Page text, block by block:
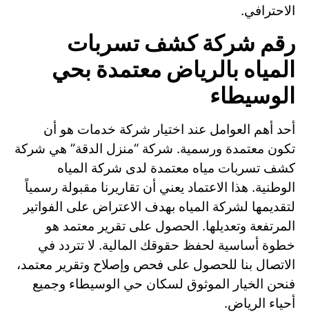
الاحترافي.
رقم شركة كشف تسربات
المياه بالرياض معتمدة بحي
الوسيطاء
أحد أهم العوامل عند اختيار شركة خدمات هو أن
تكون معتمدة ورسمية. شركة “منزل الدقة” هي شركة
كشف تسربات مياه معتمدة لدى شركة المياه
الوطنية. هذا الاعتماد يعني أن تقاريرنا مقبولة رسمياً
لتقديمها لشركة المياه بهدف الاعتراض على الفواتير
المرتفعة وتعديلها. الحصول على تقرير معتمد هو
خطوة أساسية لحفظ حقوقك المالية. لا تتردد في
الاتصال بنا للحصول على فحص وإصلاح وتقرير معتمد،
فنحن الخيار الموثوق لسكان حي الوسيطاء وجميع
أحياء الرياض.